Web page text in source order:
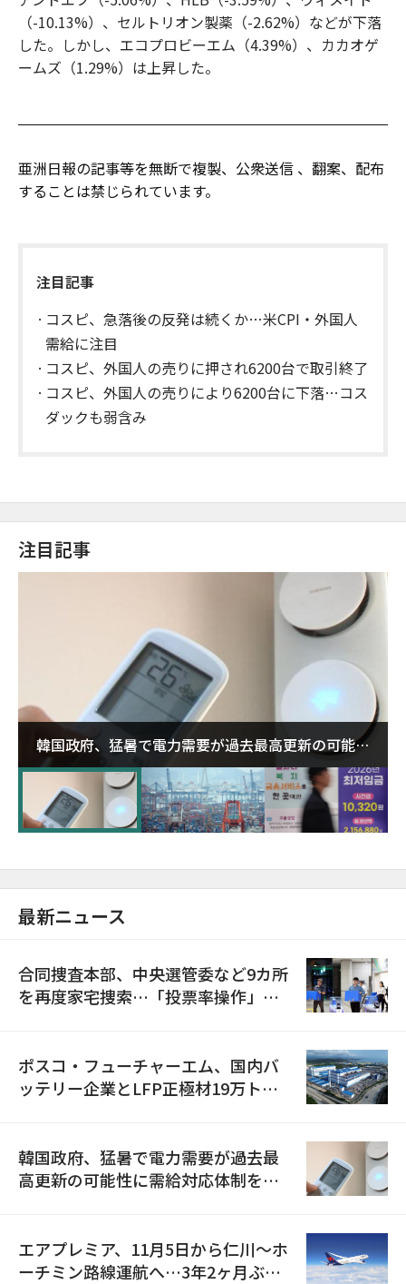
（-10.13%）、セルトリオン製薬（-2.62%）などが下落
した。しかし、エコプロビーエム（4.39%）、カカオゲ
ームズ（1.29%）は上昇した。
亜洲日報の記事等を無断で複製、公衆送信 、翻案、配布
することは禁じられています。
注目記事
コスピ、急落後の反発は続くか…米CPI・外国人
需給に注目
コスピ、外国人の売りに押され6200台で取引終了
コスピ、外国人の売りにより6200台に下落…コス
ダックも弱含み
注目記事
韓国政府、猛暑で電力需要が過去最高更新の可能性
に需給対応体制を点検
最新ニュース
合同捜査本部、中央選管委など9カ所
を再度家宅捜索…「投票率操作」の
ポスコ・フューチャーエム、国内バ
ッテリー企業とLFP正極材19万トン
韓国政府、猛暑で電力需要が過去最
高更新の可能性に需給対応体制を点
エアプレミア、11月5日から仁川〜ホ
ーチミン路線運航へ…3年2ヶ月ぶり